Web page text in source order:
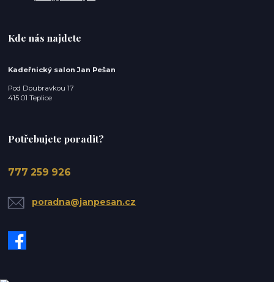
Kde nás najdete
Kadeřnický salon Jan Pešan
Pod Doubravkou 17
415 01 Teplice
Potřebujete poradit?
777 259 926
poradna@janpesan.cz